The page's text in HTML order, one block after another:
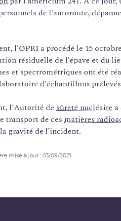
de l'autoroute,
l'OPRI a procédé le 15
résiduelle de l'épave et du
et spectrométriques ont été
d'échantillons
l'Autorité de sûreté nucléaire
transport de ces matières
gravité de l'incident.
mise à jour : 03/09/2021